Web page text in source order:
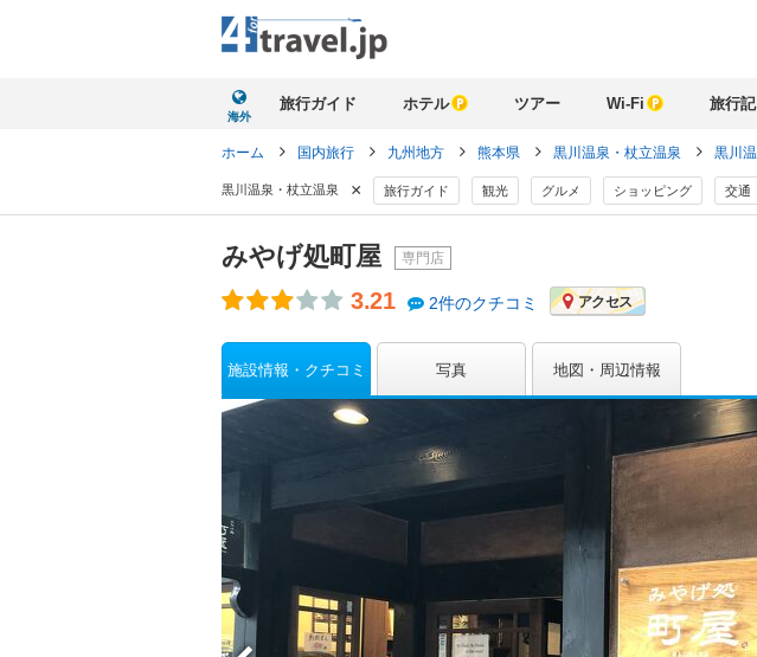
海外
旅行ガイド ホテル ツアー Wi-Fi 旅行記
ホーム 国内旅行 九州地方 熊本県 黒川温泉・杖立温泉 黒川
黒川温泉・杖立温泉 × 旅行ガイド 観光 グルメ ショッピング 交通
みやげ処町屋 専門店
3.21 2件のクチコミ アクセス
施設情報・クチコミ 写真 地図・周辺情報